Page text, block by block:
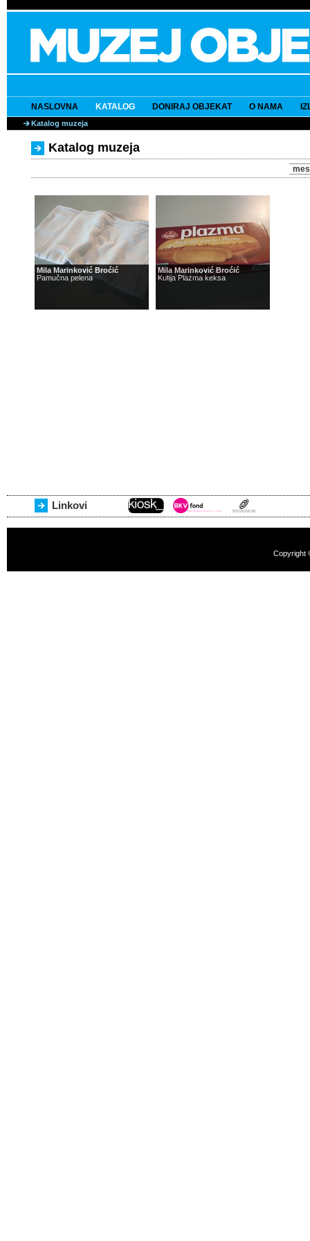
NASLOVNA KATALOG DONIRAJ OBJEKAT O NAMA
Katalog muzeja
Katalog muzeja
Mila Marinković Broćić
Pamučna pelena
Mila Marinković Broćić
Kutija Plazma keksa
Linkovi
Copyright